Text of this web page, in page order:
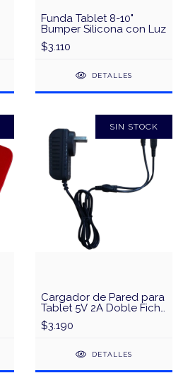
Funda Tablet 8-10"
Bumper Silicona con Luz
$3.110
DETALLES
SIN STOCK
Cargador de Pared para
Tablet 5V 2A Doble Ficha
Pin Fino + MicroUSB
$3.190
DETALLES